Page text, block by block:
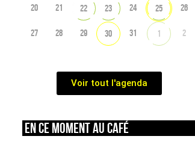
20 21 22 23 24 25 26
27 28 29 30 31 1 2
Voir tout l'agenda
En ce moment au café